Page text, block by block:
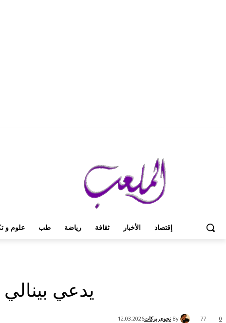
إقتصاد الأخبار ثقافة رياضة طب علوم و
يدعي
By نجوى بركات12.03.2026 0
77